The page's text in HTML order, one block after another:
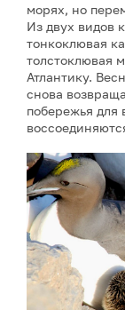
морях, но
Из двух видов
тонкоклювая
толстоклювая
Атлантику.
снова
побережья для